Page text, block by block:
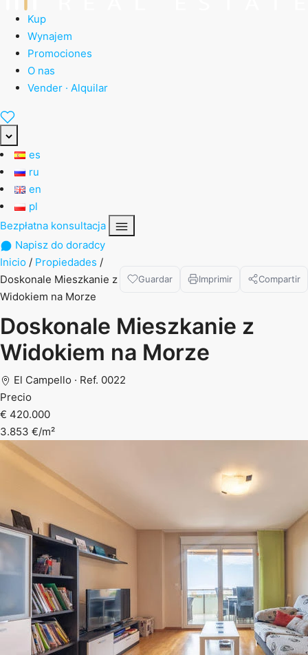
Kup
Wynajem
Promociones
O nas
Vender · Alquilar
es
ru
en
pl
Bezpłatna konsultacja
Napisz do doradcy
Inicio / Propiedades /
Doskonale Mieszkanie z
Widokiem na Morze
Guardar Imprimir Compartir
Doskonale Mieszkanie z
Widokiem na Morze
El Campello · Ref. 0022
Precio
€ 420.000
3.853 €/m²